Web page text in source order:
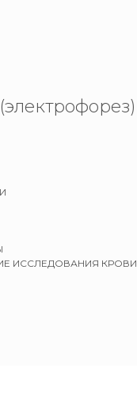
ИССЛЕДОВАНИЯ КРОВИ